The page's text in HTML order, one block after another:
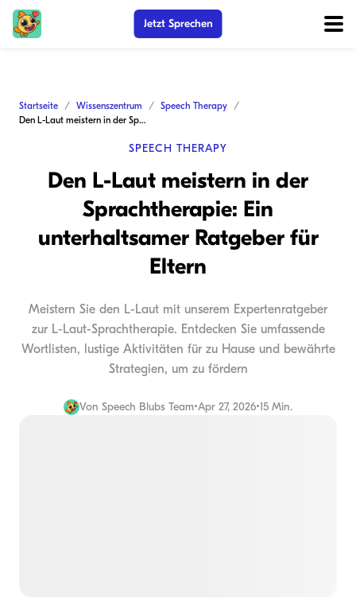
Jetzt Sprechen
Startseite Wissenszentrum
Speech Therapy
Den L-Laut meistern in der Sprachtherapie: Ein unterhaltsamer Ratgeber für Eltern
SPEECH THERAPY
Den L-Laut meistern in der
Sprachtherapie: Ein
unterhaltsamer Ratgeber für
Eltern
Meistern Sie den L-Laut mit unserem Expertenratgeber
zur L-Laut-Sprachtherapie. Entdecken Sie umfassende
Wortlisten, lustige Aktivitäten für zu Hause und bewährte
Strategien, um zu fördern
Von Speech Blubs Team•Apr 27, 2026•15 Min.